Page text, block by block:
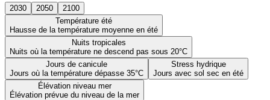
2030 2050
2100
Température été
Hausse de la température moyenne en été
Nuits tropicales
Nuits où la température ne descend pas sous 20°C
Jours de canicule
Jours où la température dépasse 35°C
Stress hydrique
Jours avec sol sec en été
Élévation niveau mer
Élévation prévue du niveau de la mer